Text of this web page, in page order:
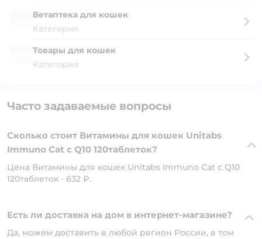
Ветаптека для кошек
Категория
Товары для кошек
Категория
Часто задаваемые вопросы
Сколько стоит Витамины для кошек Unitabs
Immuno Cat с Q10 120таблеток?
Цена Витамины для кошек Unitabs Immuno Cat с Q10
120таблеток - 632 ₽.
Есть ли доставка на дом в интернет-магазине?
Да, можем доставить в любой регион России, в том